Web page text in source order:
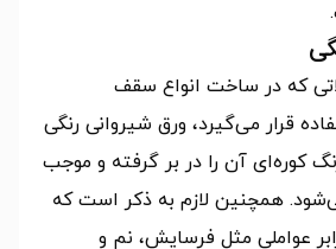
که در ساخت انواع سقف
قرار می‌گیرد، ورق شیروانی رنگی
کوره‌ای آن را در بر گرفته و موجب
همچنین لازم به ذکر است که
عواملی مثل فرسایش، نم و